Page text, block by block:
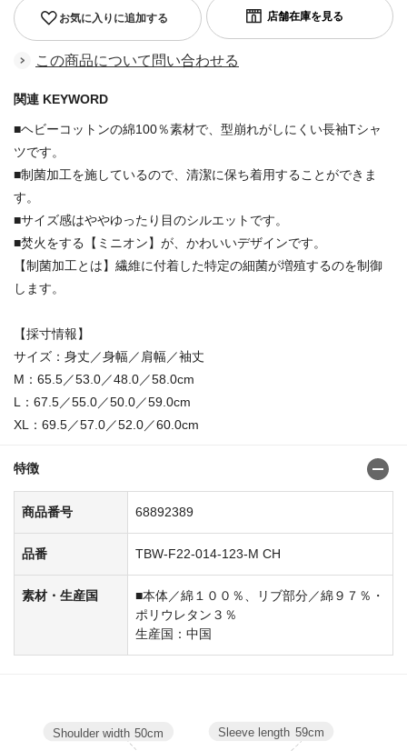
お気に入りに追加する
この商品について問い合わせる
関連 KEYWORD
■ヘビーコットンの綿100％素材で、型崩れがしにくい長袖Tシャ
ツです。
■制菌加工を施しているので、清潔に保ち着用することができま
す。
■サイズ感はややゆったり目のシルエットです。
■焚火をする【ミニオン】が、かわいいデザインです。
【制菌加工とは】繊維に付着した特定の細菌が増殖するのを制御
します。
【採寸情報】
サイズ：身丈／身幅／肩幅／袖丈
M：65.5／53.0／48.0／58.0cm
L：67.5／55.0／50.0／59.0cm
XL：69.5／57.0／52.0／60.0cm
特徴
商品番号 68892389
品番 TBW-F22-014-123-M CH
素材・生産国
■本体／綿１００％、リブ部分／綿９７％・
ポリウレタン３％
生産国：中国
Sleeve length 59cm
Shoulder width 50cm